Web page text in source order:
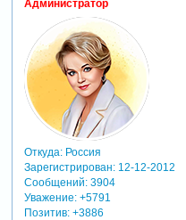
Администратор
Откуда:Россия
Зарегистрирован: 12-12-2012
Сообщений:3904
Уважение: +5791
Позитив: +3886